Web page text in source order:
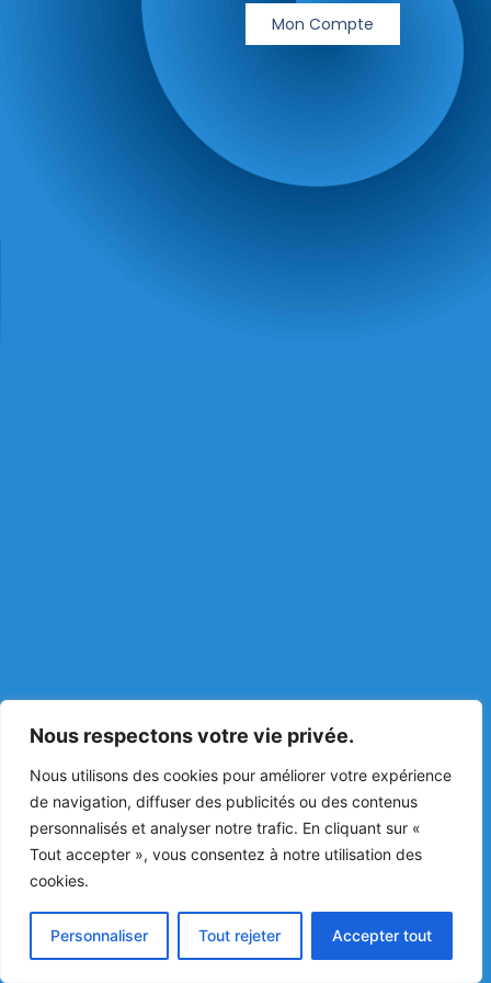
Nous respectons votre vie privée.
Nous utilisons des cookies pour améliorer votre expérience
de navigation, diffuser des publicités ou des contenus
personnalisés et analyser notre trafic. En cliquant sur «
Tout accepter », vous consentez à notre utilisation des
cookies.
Personnaliser Tout rejeter Accepter tout
Mon Compte